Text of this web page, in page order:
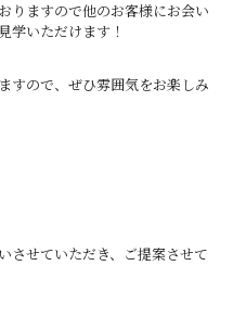
りますので他のお客様にお会い
学いただけます！
すので、ぜひ雰囲気をお楽しみ
させていただき、ご提案させて